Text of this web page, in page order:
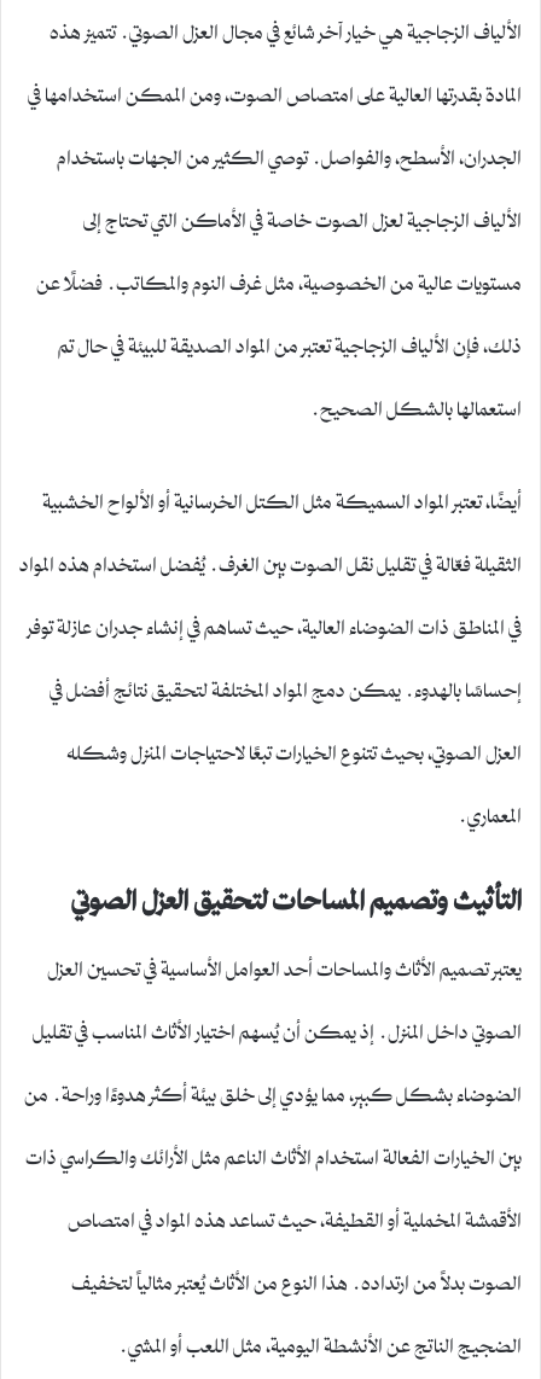
الألياف الزجاجية هي خيار آخر شائع في مجال العزل الصوتي. تتميز هذه
المادة بقدرتها العالية على امتصاص الصوت، ومن الممكن استخدامها في
الجدران، الأسطح، والفواصل. توصي الكثير من الجهات باستخدام
الألياف الزجاجية لعزل الصوت خاصة في الأماكن التي تحتاج إلى
مستويات عالية من الخصوصية، مثل غرف النوم والمكاتب. فضلًا عن
ذلك، فإن الألياف الزجاجية تعتبر من المواد الصديقة للبيئة في حال تم
استعمالها بالشكل الصحيح.
أيضًا، تعتبر المواد السميكة مثل الكتل الخرسانية أو الألواح الخشبية
الثقيلة فعّالة في تقليل نقل الصوت بين الغرف. يُفضل استخدام هذه المواد
في المناطق ذات الضوضاء العالية، حيث تساهم في إنشاء جدران عازلة توفر
إحساسًا بالهدوء. يمكن دمج المواد المختلفة لتحقيق نتائج أفضل في
العزل الصوتي، بحيث تتنوع الخيارات تبعًا لاحتياجات المنزل وشكله
المعماري.
التأثيث وتصميم المساحات لتحقيق العزل الصوتي
يعتبر تصميم الأثاث والمساحات أحد العوامل الأساسية في تحسين العزل
الصوتي داخل المنزل. إذ يمكن أن يُسهم اختيار الأثاث المناسب في تقليل
الضوضاء بشكل كبير، مما يؤدي إلى خلق بيئة أكثر هدوءًا وراحة. من
بين الخيارات الفعالة استخدام الأثاث الناعم مثل الأرائك والكراسي ذات
الأقمشة المخملية أو القطيفة، حيث تساعد هذه المواد في امتصاص
الصوت بدلاً من ارتداده. هذا النوع من الأثاث يُعتبر مثالياً لتخفيف
الضجيج الناتج عن الأنشطة اليومية، مثل اللعب أو المشي.